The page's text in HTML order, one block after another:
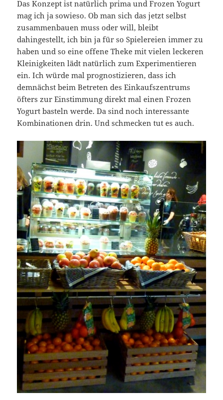
Das Konzept ist natürlich prima und Frozen Yogurt
mag ich ja sowieso. Ob man sich das jetzt selbst
zusammenbauen muss oder will, bleibt
dahingestellt, ich bin ja für so Spielereien immer zu
haben und so eine offene Theke mit vielen leckeren
Kleinigkeiten lädt natürlich zum Experimentieren
ein. Ich würde mal prognostizieren, dass ich
demnächst beim Betreten des Einkaufszentrums
öfters zur Einstimmung direkt mal einen Frozen
Yogurt basteln werde. Da sind noch interessante
Kombinationen drin. Und schmecken tut es auch.